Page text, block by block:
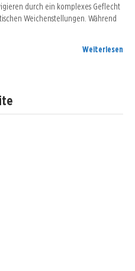
durch ein komplexes Geflecht
Weichenstellungen. Während
Weiterlesen